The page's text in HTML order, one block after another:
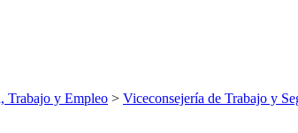
Trabajo y Empleo > Viceconsejería de Trabajo y